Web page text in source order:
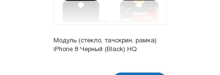
Модуль (стекло, тачскрин, рамка)
iPhone 8 Черный (Black) HQ